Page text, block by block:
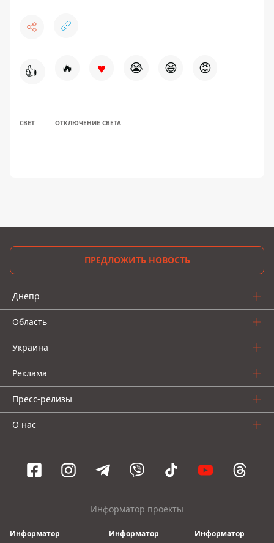
👍 🔥 ♥ 😭 😆 😡
СВЕТ ОТКЛЮЧЕНИЕ СВЕТА
ПРЕДЛОЖИТЬ НОВОСТЬ
Днепр
Область
Украина
Реклама
Пресс-релизы
О нас
Информатор проекты
Информатор Информатор Информатор